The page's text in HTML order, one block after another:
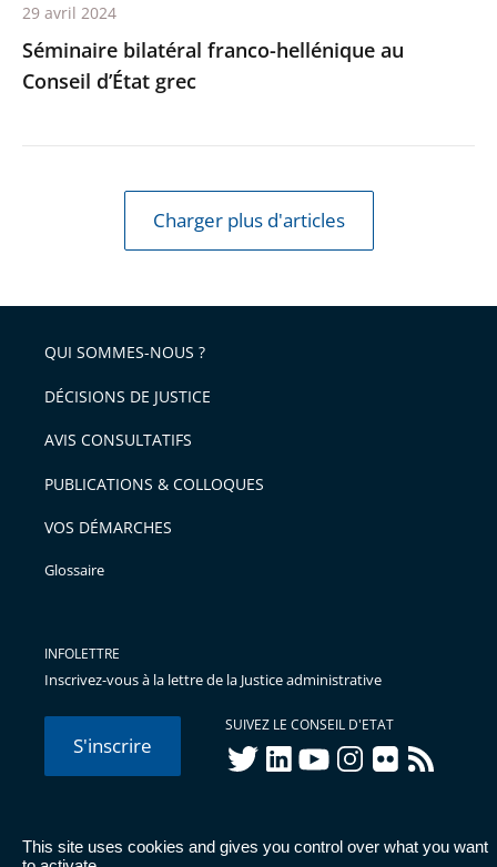
This site uses cookies and gives you control over what you want
Séminaire bilatéral franco-hellénique au
Conseil d’État grec
29 avril 2024
Charger plus d'articles
QUI SOMMES-NOUS ?
DÉCISIONS DE JUSTICE
AVIS CONSULTATIFS
PUBLICATIONS & COLLOQUES
VOS DÉMARCHES
Glossaire
INFOLETTRE
Inscrivez-vous à la lettre de la Justice administrative
S'inscrire
SUIVEZ LE CONSEIL D'ETAT
twitterlinkedInyoutubeinstagram
flickr rss
© Conseil d'État 2026 - Mentions légales Données